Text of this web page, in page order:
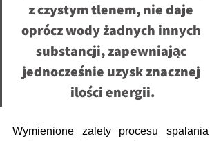
z czystym tlenem, nie daje
oprócz wody żadnych innych
substancji, zapewniając
jednocześnie uzysk znacznej
ilości energii.
Wymienione zalety procesu spalania